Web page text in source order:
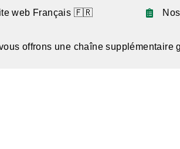
web Français 🇫🇷
offrons une chaîne supplémentaire